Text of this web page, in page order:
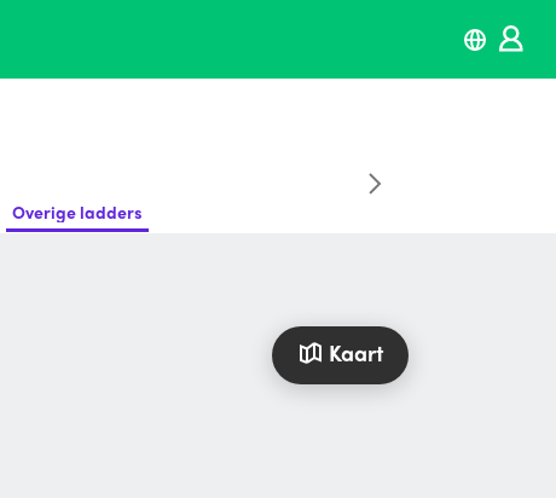
Overige ladders
Kaart